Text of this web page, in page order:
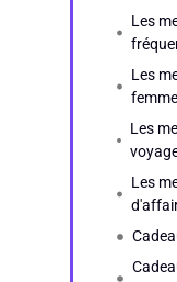
Les
Les
Les
Les